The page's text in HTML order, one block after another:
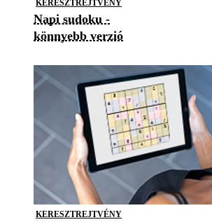
KERESZTREJTVÉNY
Napi sudoku -
könnyebb verzió
KERESZTREJTVÉNY